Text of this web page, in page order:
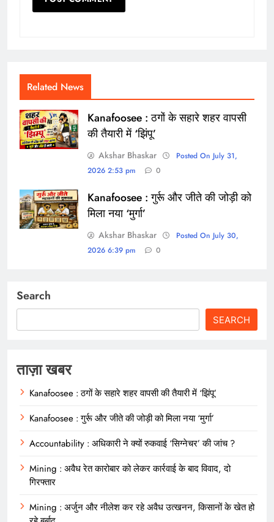
Related News
Kanafoosee : ठगों के सहारे शहर वापसी
की तैयारी में ‘झिंपू’
Akshar Bhaskar
Posted On July 31,
2026 2:53 pm
0
Kanafoosee : गुर्रू और जीते की जोड़ी को
मिला नया ‘मुर्गा’
Akshar Bhaskar
Posted On July 30,
2026 6:39 pm
0
Search
SEARCH
ताज़ा खबर
Kanafoosee : ठगों के सहारे शहर वापसी की तैयारी में ‘झिंपू’
Kanafoosee : गुर्रू और जीते की जोड़ी को मिला नया ‘मुर्गा’
Accountability : अधिकारी ने क्यों रुकवाई ‘सिग्नेचर’ की जांच ?
Mining : अवैध रेत कारोबार को लेकर कार्रवाई के बाद विवाद, दो
गिरफ्तार
Mining : अर्जुन और नीलेश कर रहे अवैध उत्खनन, किसानों के खेत हो